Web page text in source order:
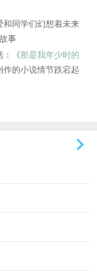
和同学们幻想着未来
事
：《那是我年少时的
的小说情节跌宕起